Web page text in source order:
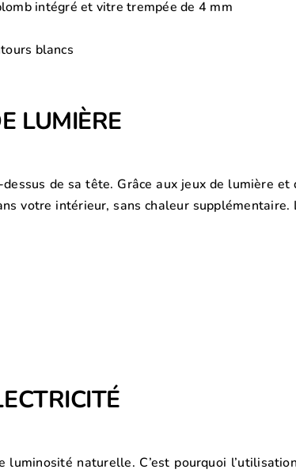
intégré et vitre trempée de 4 mm
blancs
LUMIÈRE
de sa tête. Grâce aux jeux de lumière
votre intérieur, sans chaleur supplémentaire.
naturelle. C’est pourquoi